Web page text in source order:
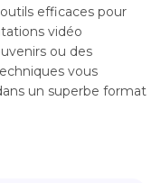
efficaces pour
vidéo
ou des
vous
un superbe format